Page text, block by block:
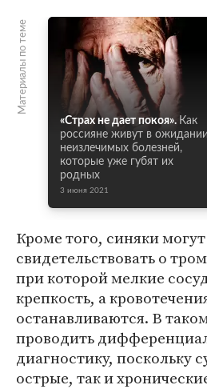
Материалы по теме
«Страх не дает покоя». Как
россияне живут в ожидании
неизлечимых болезней,
которые уже губят их
родных
3 июня 2021
Кроме того, синяки могут
свидетельствовать о
при которой мелкие
крепкость, а
останавливаются. В
проводить
диагностику, поскольку
острые, так и